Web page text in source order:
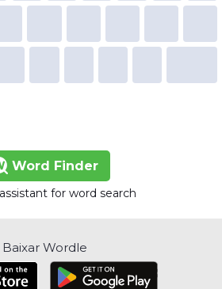
Word Finder
for word search
Baixar Wordle